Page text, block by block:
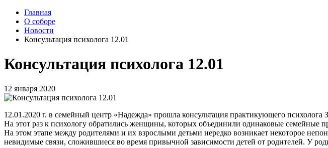
Главная
О соборе
Новости
Консультация психолога 12.01
Консультация психолога 12.01
12 января 2020
12.01.2020 г. в семейный центр «Надежда» прошла консультация практикующего
На этот раз к психологу обратились женщины, которых объединили одинаковые семейные
На этом этапе между родителями и их взрослыми детьми нередко возникает некоторое
невидимые связи, сложившиеся во время привычной зависимости детей от родителей. У